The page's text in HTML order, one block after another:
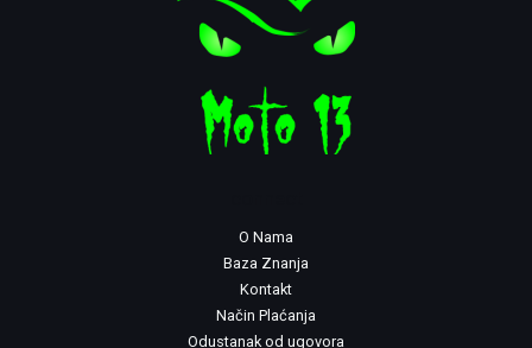
O Nama
Baza Znanja
Kontakt
Način Plaćanja
Odustanak od ugovora